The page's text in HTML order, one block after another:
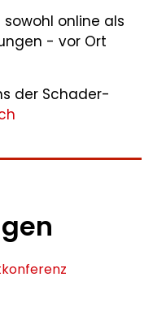
online als
- vor Ort
der Schader-